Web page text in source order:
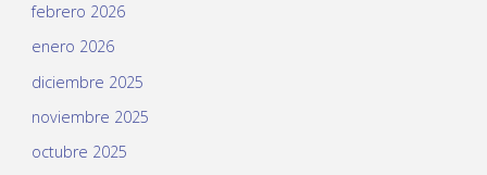
febrero 2026
enero 2026
diciembre 2025
noviembre 2025
octubre 2025